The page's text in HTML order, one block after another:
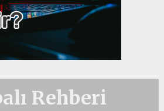
Rehberi